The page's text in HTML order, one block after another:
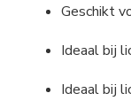
Geschikt
Ideaal bij
Ideaal bij